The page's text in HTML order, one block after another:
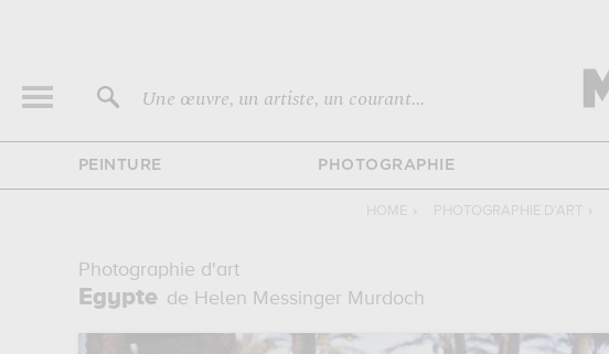
Une œuvre, un artiste, un courant...
PEINTURE PHOTOGRAPHIE
HOME › PHOTOGRAPHIE D'ART ›
Photographie d'art
Egypte de Helen Messinger Murdoch